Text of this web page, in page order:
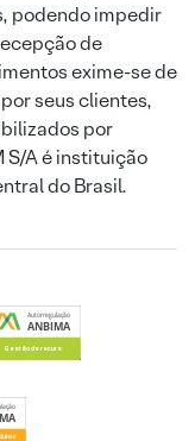
podendo impedir
de
exime-se de
seus clientes,
por
S/A é instituição
do Brasil.